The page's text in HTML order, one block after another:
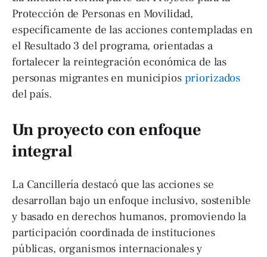
Protección de Personas en Movilidad,
específicamente de las acciones contempladas en
el Resultado 3 del programa, orientadas a
fortalecer la reintegración económica de las
personas migrantes en municipios priorizados
del país.
Un proyecto con enfoque
integral
La Cancillería destacó que las acciones se
desarrollan bajo un enfoque inclusivo, sostenible
y basado en derechos humanos, promoviendo la
participación coordinada de instituciones
públicas, organismos internacionales y